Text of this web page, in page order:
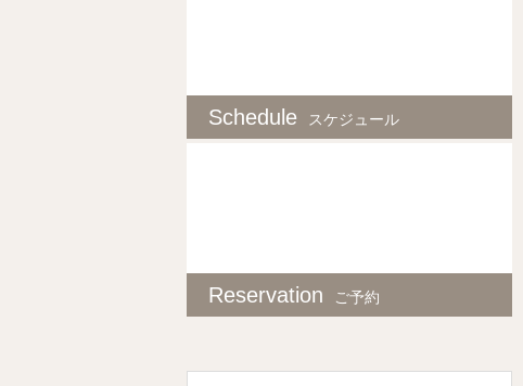
Schedule スケジュール
Reservation ご予約